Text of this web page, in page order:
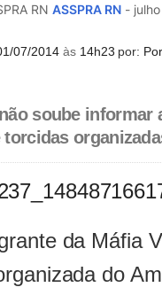
RN ASSPRA RN -
07/2014 às 14h23 por:
soube informar
da Máfia
do